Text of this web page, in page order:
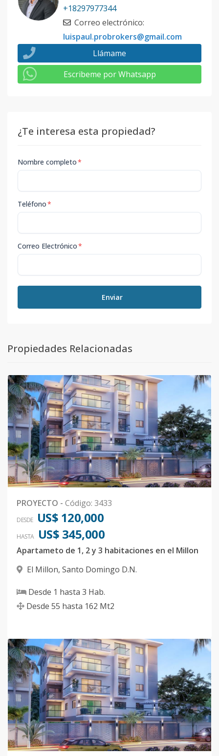
+18297977344
Correo electrónico:
luispaul.probrokers@gmail.com
Llámame
Escribeme por Whatsapp
¿Te interesa esta propiedad?
Nombre completo*
Teléfono*
Correo Electrónico*
Enviar
Propiedades Relacionadas
PROYECTO - Código: 3433
DESDE US$ 120,000
HASTA US$ 345,000
Apartameto de 1, 2 y 3 habitaciones en el Millon
El Millon, Santo Domingo D.N.
Desde 1 hasta 3 Hab.
Desde 55 hasta 162 Mt2